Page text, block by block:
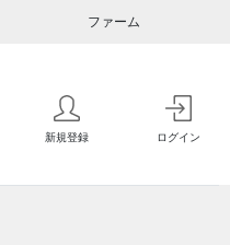
ファーム
新規登録 ログイン